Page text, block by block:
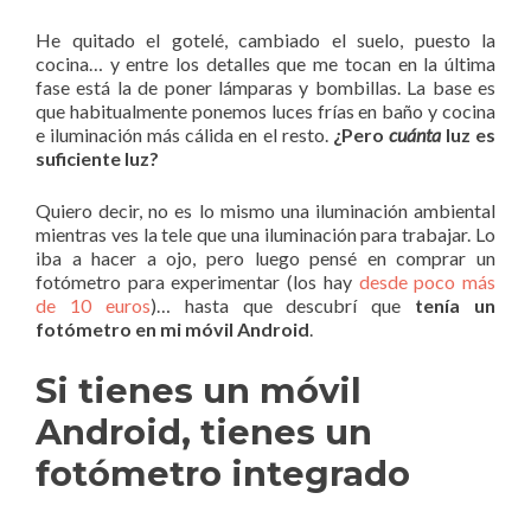
He quitado el gotelé, cambiado el suelo, puesto la
cocina… y entre los detalles que me tocan en la última
fase está la de poner lámparas y bombillas. La base es
que habitualmente ponemos luces frías en baño y cocina
e iluminación más cálida en el resto. ¿Pero cuántaluz es
suficiente luz?
Quiero decir, no es lo mismo una iluminación ambiental
mientras ves la tele que una iluminación para trabajar. Lo
iba a hacer a ojo, pero luego pensé en comprar un
fotómetro para experimentar (los hay desde poco más
de 10 euros)… hasta que descubrí que tenía un
fotómetro en mi móvil Android.
Si tienes un móvil
Android, tienes un
fotómetro integrado